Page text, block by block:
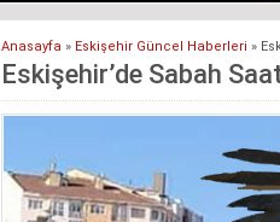
Anasayfa » Eskişehir Güncel Haberleri »
Eskişehir’de Sabah